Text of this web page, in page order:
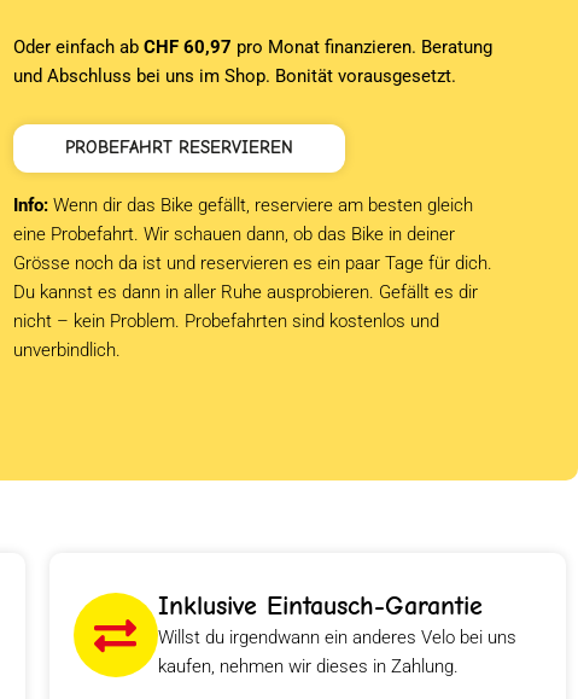
Oder einfach abCHF 60,97 pro Monat finanzieren. Beratung
und Abschluss bei uns im Shop. Bonität vorausgesetzt.
PROBEFAHRT RESERVIEREN
Info: Wenn dir das Bike gefällt, reserviere am besten gleich
eine Probefahrt. Wir schauen dann, ob das Bike in deiner
Grösse noch da ist und reservieren es ein paar Tage für dich.
Du kannst es dann in aller Ruhe ausprobieren. Gefällt es dir
nicht – kein Problem. Probefahrten sind kostenlos und
unverbindlich.
Inklusive Eintausch-Garantie
Willst du irgendwann ein anderes Velo bei uns
kaufen, nehmen wir dieses in Zahlung.